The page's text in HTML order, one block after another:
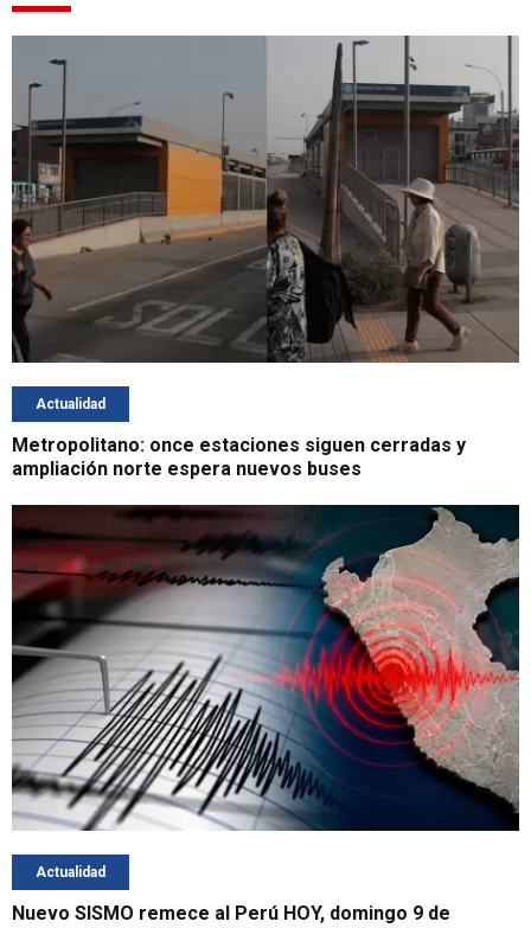
Actualidad
Metropolitano: once estaciones siguen cerradas y
ampliación norte espera nuevos buses
Actualidad
Nuevo SISMO remece al Perú HOY, domingo 9 de